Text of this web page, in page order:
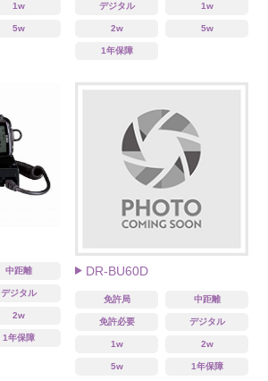
1w
5w
デジタル 1w
2w 5w
1年保障
中距離
デジタル
2w
1年保障
DR-BU60D
免許局 中距離
免許必要 デジタル
1w 2w
5w 1年保障